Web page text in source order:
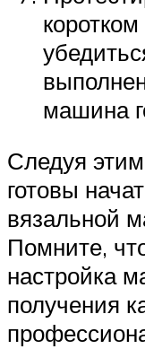
машина
Следуя
готовы
вязальной
Помните,
настройка
получения